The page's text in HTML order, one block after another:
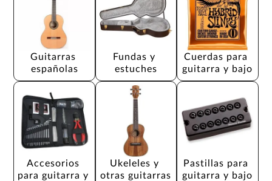
Guitarras
españolas
Fundas y
estuches
Cuerdas para
guitarra y bajo
Accesorios
para guitarra y
Ukeleles y
otras guitarras
Pastillas para
guitarra y bajo